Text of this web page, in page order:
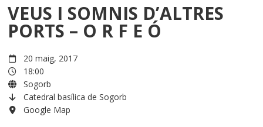
VEUS I SOMNIS D’ALTRES
PORTS – O R F E Ó
20 maig, 2017
18:00
Sogorb
Catedral basílica de Sogorb
Google Map